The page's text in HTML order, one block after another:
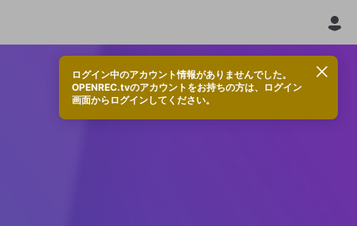
ログイン中のアカウント情報がありませんでした。
OPENREC.tvのアカウントをお持ちの方は、ログイン
画面からログインしてください。